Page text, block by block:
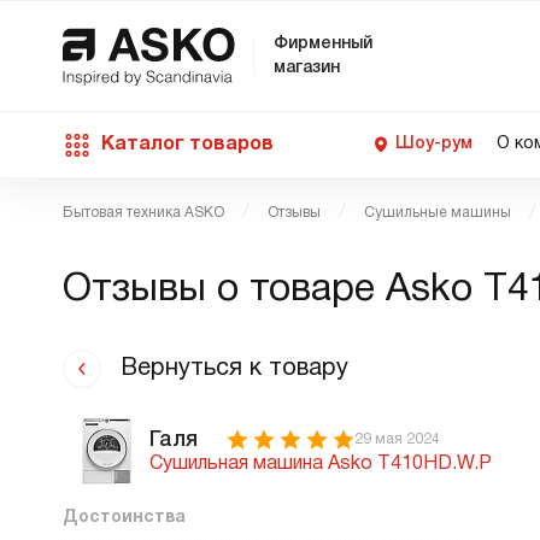
Фирменный
магазин
Каталог товаров Шоу-рум О
Техника для кухни
Уход за бельем
Asko Professional
Аксессуары
Бытовая техника ASKO Отзывы Сушильные машины
Отзывы о товаре Asko
Вернуться к товару
Галя 29 мая 2024
Сушильная машина Asko T410HD.W.P
Достоинства